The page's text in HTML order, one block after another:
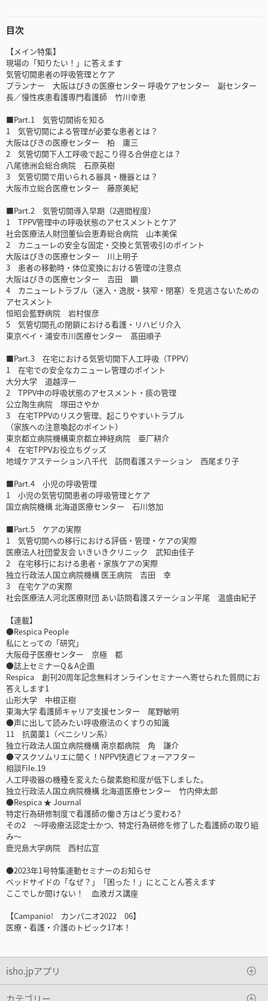
目次
【メイン特集】
現場の「知りたい！」に答えます
気管切開患者の呼吸管理とケア
プランナー 大阪はびきの医療センター 呼吸ケアセンター 副センター
長／慢性疾患看護専門看護師 竹川幸恵
■Part.1 気管切開術を知る
1 気管切開による管理が必要な患者とは？
大阪はびきの医療センター 柏 庸三
2 気管切開下人工呼吸で起こり得る合併症とは？
八尾徳洲会総合病院 石原英樹
3 気管切開で用いられる器具・機器とは？
大阪市立総合医療センター 藤原美紀
■Part.2 気管切開導入早期（2週間程度）
1 TPPV管理中の呼吸状態のアセスメントとケア
社会医療法人財団董仙会恵寿総合病院 山本美保
2 カニューレの安全な固定・交換と気管吸引のポイント
大阪はびきの医療センター 川上明子
3 患者の移動時・体位変換における管理の注意点
大阪はびきの医療センター 吉田 顕
4 カニューレトラブル（迷入・逸脱・狭窄・閉塞）を見逃さないための
アセスメント
恒昭会藍野病院 岩村俊彦
5 気管切開孔の閉鎖における看護・リハビリ介入
東京ベイ・浦安市川医療センター 髙田順子
■Part.3 在宅における気管切開下人工呼吸（TPPV）
1 在宅での安全なカニューレ管理のポイント
大分大学 道越淳一
2 TPPV中の呼吸状態のアセスメント・痰の管理
公立陶生病院 塚田さやか
3 在宅TPPVのリスク管理、起こりやすいトラブル
（家族への注意喚起のポイント）
東京都立病院機構東京都立神経病院 亜厂耕介
4 在宅TPPVお役立ちグッズ
地域ケアステーション八千代 訪問看護ステーション 西尾まり子
■Part.4 小児の呼吸管理
1 小児の気管切開患者の呼吸管理とケア
国立病院機構 北海道医療センター 石川悠加
■Part.5 ケアの実際
1 気管切開への移行における評価・管理・ケアの実際
医療法人社団愛友会 いきいきクリニック 武知由佳子
2 在宅移行における患者・家族ケアの実際
独立行政法人国立病院機構 医王病院 吉田 幸
3 在宅ケアの実際
社会医療法人河北医療財団 あい訪問看護ステーション平尾 温盛由紀子
【連載】
●Respica People
私にとっての「研究」
大阪母子医療センター 京極 都
●誌上セミナーQ＆A企画
Respica 創刊20周年記念無料オンラインセミナーへ寄せられた質問にお
答えします1
山形大学 中根正樹
東海大学 看護師キャリア支援センター 尾野敏明
●声に出して読みたい呼吸療法のくすりの知識
11 抗菌薬1（ペニシリン系）
独立行政法人国立病院機構 南京都病院 角 謙介
●マスクソムリエに聞く！NPPV快適ビフォーアフター
相談File.19
人工呼吸器の機種を変えたら酸素飽和度が低下しました。
独立行政法人国立病院機構 北海道医療センター 竹内伸太郎
●Respica ★ Journal
特定行為研修制度で看護師の働き方はどう変わる?
その2 ～呼吸療法認定士かつ、特定行為研修を修了した看護師の取り組
み～
鹿児島大学病院 西村広宣
●2023年1号特集連動セミナーのお知らせ
ベッドサイドの「なぜ？」「困った！」にとことん答えます
ここでしか聞けない！ 血液ガス講座
【Campanio! カンパニオ2022 06】
医療・看護・介護のトピック17本！
isho.jpアプリ
カテゴリー